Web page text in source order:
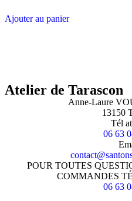
Ajouter au panier
Atelier de Tarascon
Anne-Laure
13150
Tél
06 63
POUR TOUTES
COMMANDES
06 63